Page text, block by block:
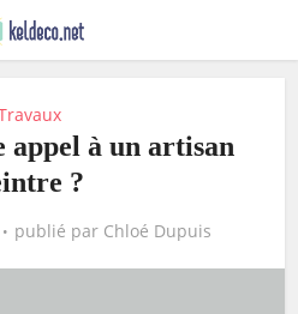
à un artisan
?
publié par Chloé Dupuis